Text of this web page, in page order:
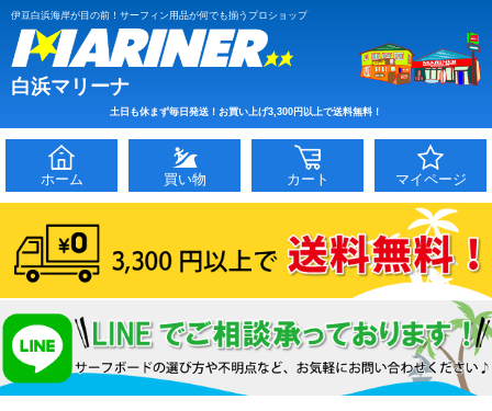
伊豆白浜海岸が目の前！サーフィン用品が何でも揃うプロショップ
白浜マリーナ
土日も休まず毎日発送！お買い上げ3,300円以上で送料無料！
ホーム 買い物 カート マイページ